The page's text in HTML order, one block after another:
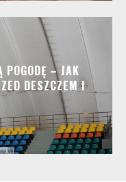
POGODĘ – JAK
DESZCZEM I